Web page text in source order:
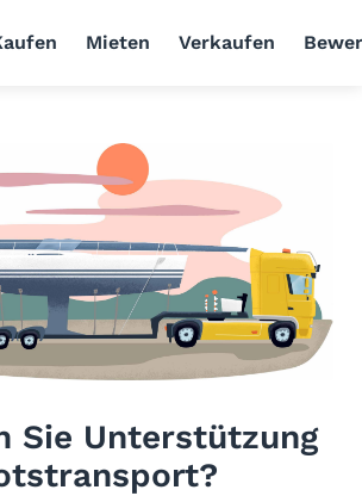
Mieten Verkaufen
Sie Unterstützung